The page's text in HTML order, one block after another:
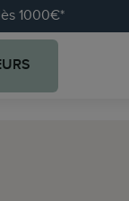
1000€*